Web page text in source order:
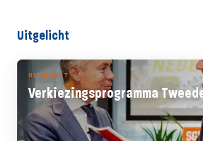
Uitgelicht
UITGELICHT
Verkiezingsprogramma